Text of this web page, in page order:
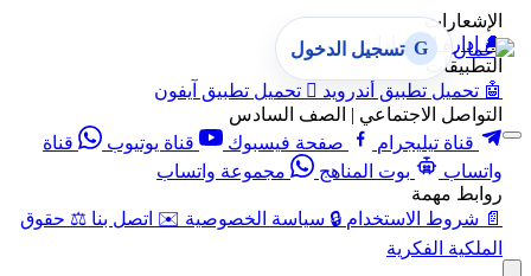
الإشعارات
🔔 إدارة الإشعارات
التطبيقات
🤖 تحميل تطبيق أندرويد  تحميل تطبيق آيفون
التواصل الاجتماعي | الصف السادس
قناة تيليجرام
صفحة فيسبوك قناة يوتيوب
قناة
واتساب
بوت المناهج
مجموعة واتساب
روابط مهمة
📄 شروط الاستخدام 🔒 سياسة الخصوصية ✉️ اتصل بنا ⚖️ حقوق
الملكية الفكرية
G تسجيل الدخول